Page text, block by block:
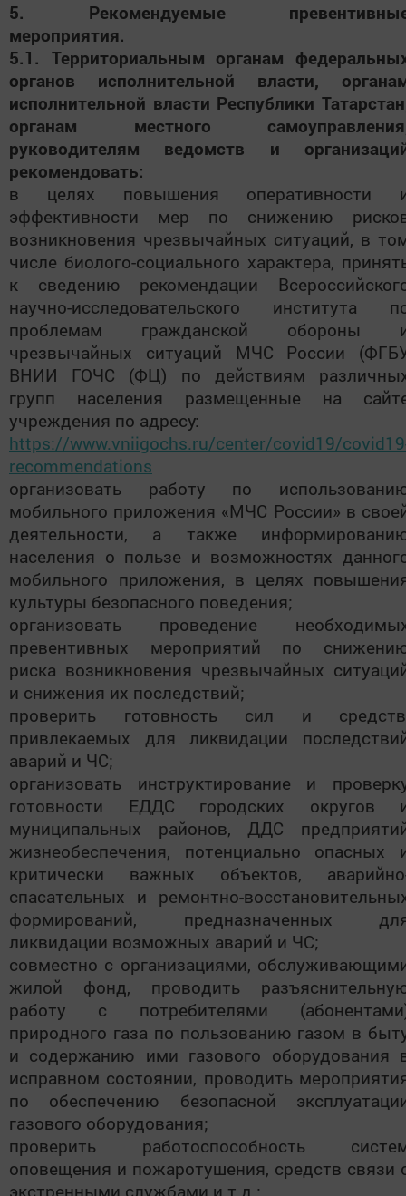
5. Рекомендуемые
мероприятия.
5.1. Территориальным органам
органов исполнительной власти,
исполнительной власти Республики
органам местного
руководителям ведомств и
рекомендовать:
в целях повышения оперативности
эффективности мер по снижению
возникновения чрезвычайных ситуаций, в
числе биолого-социального характера,
к сведению рекомендации
научно-исследовательского института
проблемам гражданской обороны
чрезвычайных ситуаций МЧС России
ВНИИ ГОЧС (ФЦ) по действиям
групп населения размещенные на
учреждения по адресу:
https://www.vniigochs.ru/center/covid19/
recommendations
организовать работу по
мобильного приложения «МЧС России» в
деятельности, а также
населения о пользе и возможностях
мобильного приложения, в целях
культуры безопасного поведения;
организовать проведение
превентивных мероприятий по
риска возникновения чрезвычайных
и снижения их последствий;
проверить готовность сил и
привлекаемых для ликвидации
аварий и ЧС;
организовать инструктирование и
готовности ЕДДС городских округов
муниципальных районов, ДДС
жизнеобеспечения, потенциально опасных
критически важных объектов,
спасательных и ремонтно-
формирований, предназначенных
ликвидации возможных аварий и ЧС;
совместно с организациями,
жилой фонд, проводить
работу с потребителями
природного газа по пользованию газом в
и содержанию ими газового оборудования
исправном состоянии, проводить
по обеспечению безопасной
газового оборудования;
проверить работоспособность
оповещения и пожаротушения, средств связи
экстренными службами и т.д.;